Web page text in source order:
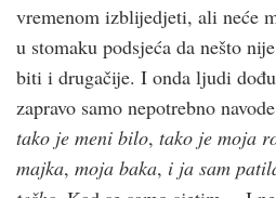
vremenom izblijedjeti, ali neće
u stomaku podsjeća da nešto
biti i drugačije. I onda ljudi
zapravo samo nepotrebno
tako je meni bilo, tako je moja
majka, moja baka, i ja sam